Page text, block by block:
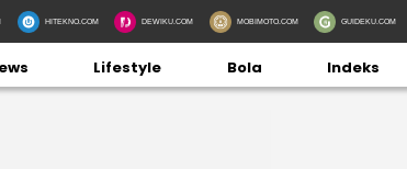
HITEKNO.COM DEWIKU.COM MOBIMOTO.COM GUIDEKU.COM
Lifestyle Bola Indeks